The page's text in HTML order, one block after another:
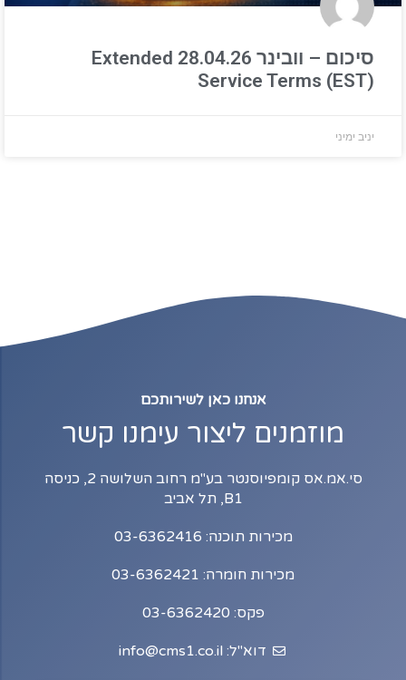
סיכום – וובינר 28.04.26 Extended
Service Terms (EST)
יניב ימיני
אנחנו כאן לשירותכם
מוזמנים ליצור עימנו קשר
סי.אמ.אס קומפיוסנטר בע"מ רחוב השלושה 2, כניסה
B1, תל אביב
מכירות תוכנה: 03-6362416
מכירות חומרה: 03-6362421
פקס: 03-6362420
דוא"ל: info@cms1.co.il